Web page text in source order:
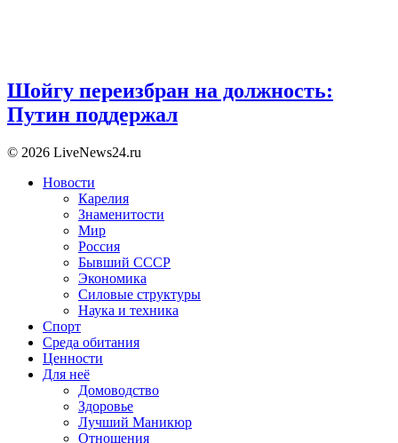
Шойгу переизбран на должность:
Путин поддержал
© 2026 LiveNews24.ru
Новости
Карелия
Знаменитости
Мир
Россия
Бывший СССР
Экономика
Силовые структуры
Наука и техника
Спорт
Среда обитания
Ценности
Для неё
Домоводство
Здоровье
Лучший Маникюр
Отношения